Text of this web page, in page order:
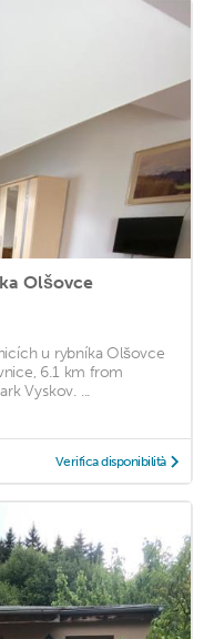
Olšovce
u rybníka Olšovce
6.1 km from
Vyskov. ...
Verifica disponibilità